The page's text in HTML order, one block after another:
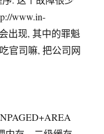
www.in-
出现, 其中的罪魁
官司嘛, 把公司网